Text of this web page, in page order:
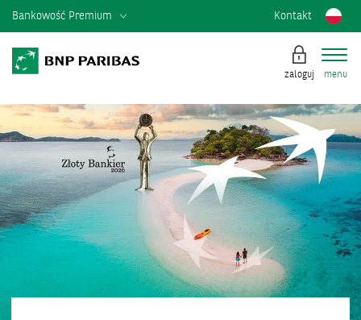
Bankowość Premium Kontakt
zaloguj menu
BANKOWOŚĆ
PREMIUM